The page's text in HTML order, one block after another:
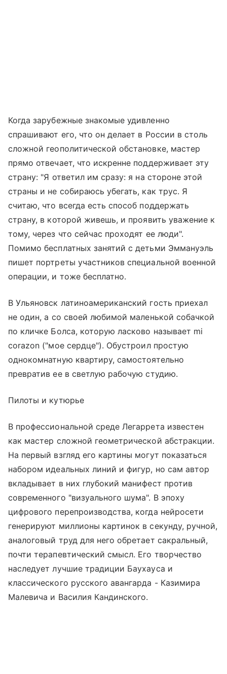
Когда зарубежные знакомые удивленно
спрашивают его, что он делает в России в столь
сложной геополитической обстановке, мастер
прямо отвечает, что искренне поддерживает эту
страну: "Я ответил им сразу: я на стороне этой
страны и не собираюсь убегать, как трус. Я
считаю, что всегда есть способ поддержать
страну, в которой живешь, и проявить уважение к
тому, через что сейчас проходят ее люди".
Помимо бесплатных занятий с детьми Эммануэль
пишет портреты участников специальной военной
операции, и тоже бесплатно.
В Ульяновск латиноамериканский гость приехал
не один, а со своей любимой маленькой собачкой
по кличке Болса, которую ласково называет mi
corazоn ("мое сердце"). Обустроил простую
однокомнатную квартиру, самостоятельно
превратив ее в светлую рабочую студию.
Пилоты и кутюрье
В профессиональной среде Легаррета известен
как мастер сложной геометрической абстракции.
На первый взгляд его картины могут показаться
набором идеальных линий и фигур, но сам автор
вкладывает в них глубокий манифест против
современного "визуального шума". В эпоху
цифрового перепроизводства, когда нейросети
генерируют миллионы картинок в секунду, ручной,
аналоговый труд для него обретает сакральный,
почти терапевтический смысл. Его творчество
наследует лучшие традиции Баухауса и
классического русского авангарда - Казимира
Малевича и Василия Кандинского.